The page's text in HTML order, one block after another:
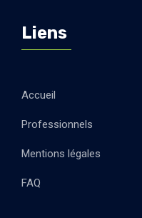
Liens
Accueil
Professionnels
Mentions légales
FAQ